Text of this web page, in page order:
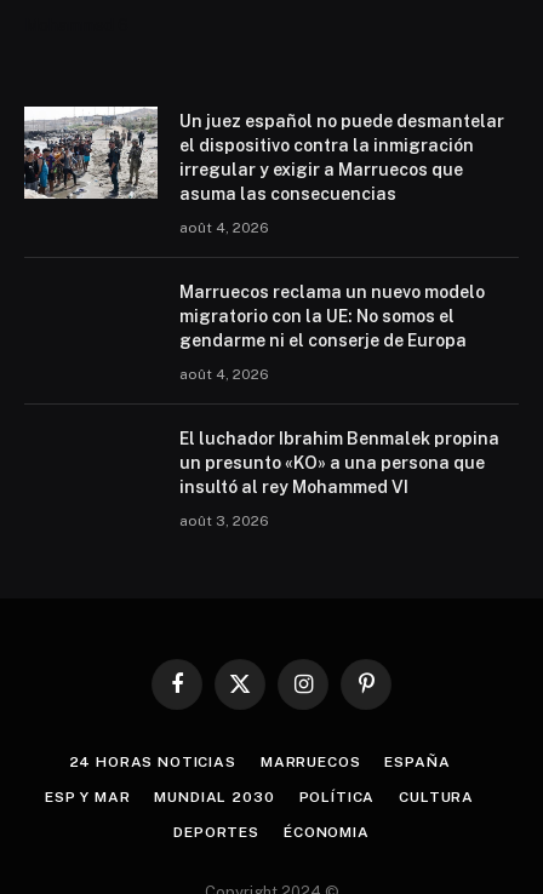
Un juez español no puede desmantelar
el dispositivo contra la inmigración
irregular y exigir a Marruecos que
asuma las consecuencias
août 4, 2026
Marruecos reclama un nuevo modelo
migratorio con la UE: No somos el
gendarme ni el conserje de Europa
août 4, 2026
El luchador Ibrahim Benmalek propina
un presunto «KO» a una persona que
insultó al rey Mohammed VI
août 3, 2026
Facebook
X
InstagramPinterest
24 HORAS NOTICIAS MARRUECOS ESPAÑA
ESP Y MAR MUNDIAL 2030 POLÍTICA CULTURA
DEPORTES ÉCONOMIA